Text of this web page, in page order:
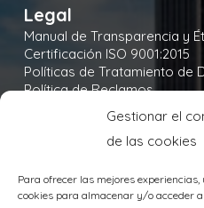
Gestionar el
de las cookies
Para ofrecer las mejores
cookies para almacenar y/o acceder
Legal
Manual de Transparencia y
Certificación ISO 9001:2015
Políticas de Tratamiento de
Política de Reclamos
Política de Seguridad y
Política Integral y de Gestión
Política Ambiental